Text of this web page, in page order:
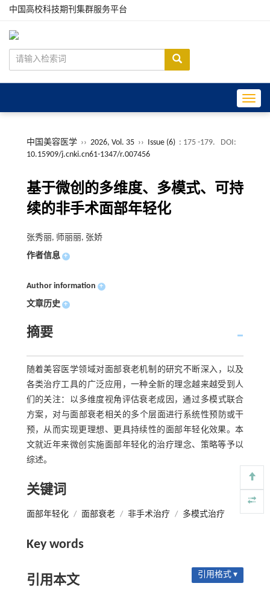
中国高校科技期刊集群服务平台
中国美容医学 ›› 2026, Vol. 35 ›› Issue (6) : 175 -179.
DOI:
10.15909/j.cnki.cn61-1347/r.007456
基于微创的多维度、多模式、可持
续的非手术面部年轻化
张秀丽, 师丽丽, 张娇
作者信息 +
Author information +
文章历史 +
摘要
随着美容医学领域对‌面部衰老机制‌的研究不断深入，以及
各类治疗工具的广泛应用，一种全新的理念越来越受到人
们的关注：以‌多维度视角评估衰老成因，通过‌多模式联合
方案‌，对与面部衰老相关的多个层面进行系统性预防或干
预，从而实现更理想、更具持续性的面部年轻化效果。本
文就近年来微创实施面部年轻化的治疗理念、策略等予以
综述。
关键词
面部年轻化 / 面部衰老 / 非手术治疗 / 多模式治疗
Key words
引用本文 引用格式 ▾